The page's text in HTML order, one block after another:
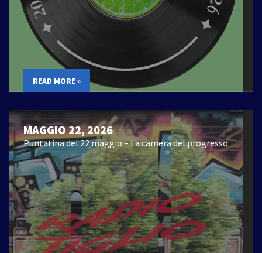
READ MORE »
MAGGIO 22, 2026
Puntatina del 22 maggio – La camera del progresso